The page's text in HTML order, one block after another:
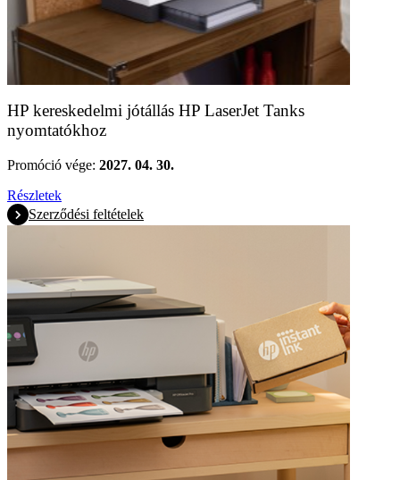
HP kereskedelmi jótállás HP LaserJet Tanks
nyomtatókhoz
Promóció vége: 2027. 04. 30.
Részletek
Szerződési feltételek